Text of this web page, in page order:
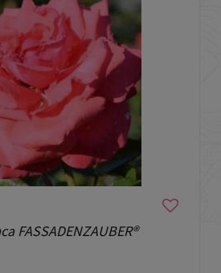
FASSADENZAUBER®